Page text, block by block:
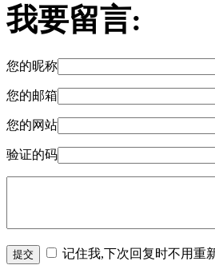
我要留言:
您的昵称
您的邮箱
您的网站
验证的码
记住我,下次回复时不用重